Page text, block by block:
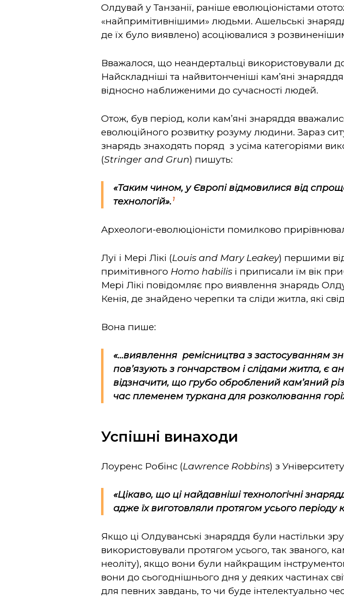
Олдувай у Танзанії, раніше еволюціоністами
«найпримітивнішими» людьми. Ашельські
де їх було виявлено) асоціювалися з
Вважалося, що неандертальці використовували
Найскладніші та найвитонченіші кам’яні
відносно наближеними до сучасності людей.
Отож, був період, коли кам’яні знаряддя
еволюційного розвитку розуму людини.Зараз
знарядь знаходять поряд з усіма категоріями
(Stringer and Grun) пишуть:
«Таким чином, у Європі відмовилися від
технологій». 1
Археологи-еволюціоністи помилково
Луї і Мері Лікі (Louis and Mary Leakey) першими
примітивного Homo habilis і приписали їм вік
Мері Лікі повідомляє про виявлення знарядь
Кенія, де знайдено черепки та сліди житла, які
Вона пише:
«…виявлення ремісництва з застосуванням
пов’язують з гончарством і слідами житла, є
відзначити, що грубо оброблений кам’яний
час племенем туркана для розколювання
Успішні винаходи
Лоуренс Робінс (Lawrence Robbins) з
«Цікаво, що ці найдавніші технологічні
адже їх виготовляли протягом усього періоду
Якщо ці Олдуванські знаряддя були настільки
використовували протягом усього, так званого,
неоліту), якщо вони були найкращим
вони до сьогоднішнього дня у деяких частинах
для певних завдань, то чи буде інтелектуально